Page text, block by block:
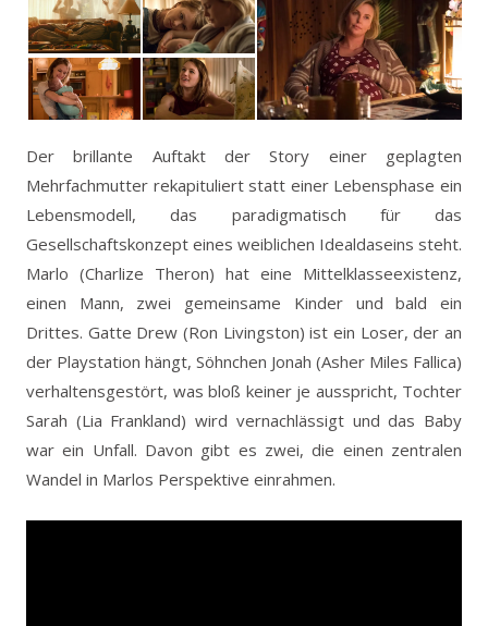
Der brillante Auftakt der Story einer geplagten
Mehrfachmutter rekapituliert statt einer Lebensphase ein
Lebensmodell, das paradigmatisch für das
Gesellschaftskonzept eines weiblichen Idealdaseins steht.
Marlo (Charlize Theron) hat eine Mittelklasseexistenz,
einen Mann, zwei gemeinsame Kinder und bald ein
Drittes. Gatte Drew (Ron Livingston) ist ein Loser, der an
der Playstation hängt, Söhnchen Jonah (Asher Miles Fallica)
verhaltensgestört, was bloß keiner je ausspricht, Tochter
Sarah (Lia Frankland) wird vernachlässigt und das Baby
war ein Unfall. Davon gibt es zwei, die einen zentralen
Wandel in Marlos Perspektive einrahmen.